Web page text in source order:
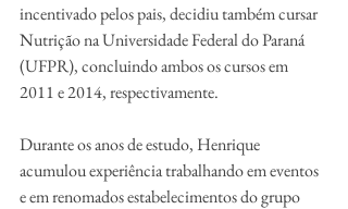
incentivado pelos pais, decidiu também cursar
Nutrição na Universidade Federal do Paraná
(UFPR), concluindo ambos os cursos em
2011 e 2014, respectivamente.
Durante os anos de estudo, Henrique
acumulou experiência trabalhando em eventos
e em renomados estabelecimentos do grupo